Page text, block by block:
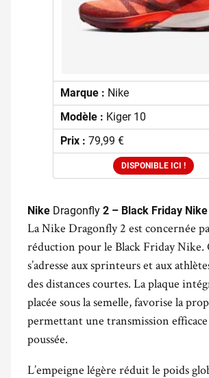
Marque : Nike
Modèle : Kiger 10
Prix : 79,99 €
DISPONIBLE ICI !
Nike Dragonfly 2 – Black Friday
La Nike Dragonfly 2 est concernée
réduction pour le Black Friday Nike.
s’adresse aux sprinteurs et aux
des distances courtes. La plaque
placée sous la semelle, favorise la
permettant une transmission
poussée.
L’empeigne légère réduit le poids